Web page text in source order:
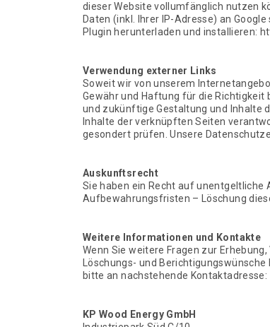
dieser Website vollumfänglich nutzen
Daten (inkl. Ihrer IP-Adresse) an
Plugin herunterladen und installieren:
Verwendung externer Links
Soweit wir von unserem
Gewähr und Haftung für die Richtigkeit
und zukünftige Gestaltung und Inhalte
Inhalte der verknüpften Seiten
gesondert prüfen. Unsere
Auskunftsrecht
Sie haben ein Recht auf
Aufbewahrungsfristen – Löschung
Weitere Informationen und Kontakte
Wenn Sie weitere Fragen zur
Löschungs- und
bitte an nachstehende Kontaktadresse:
KP Wood Energy GmbH